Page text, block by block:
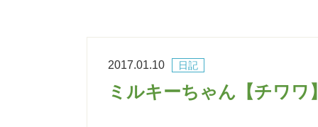
日記
2017.01.10
ミルキーちゃん【チワワ